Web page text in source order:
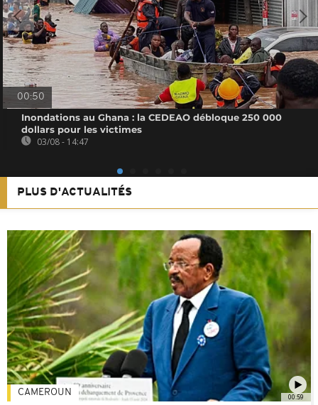
00:50
Inondations au Ghana : la CEDEAO débloque 250 000
dollars pour les victimes
03/08 - 14:47
PLUS D'ACTUALITÉS
00:59
CAMEROUN